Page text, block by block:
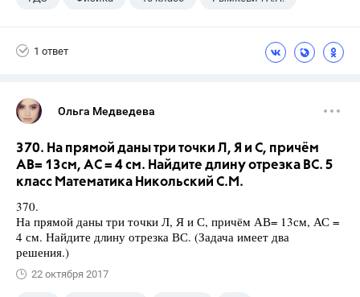
1 ответ
Ольга Медведева
370. На прямой даны три точки Л, Я и С, причём
АВ= 13см, АС = 4 см. Найдите длину отрезка ВС. 5
класс Математика Никольский С.М.
370.
На прямой даны три точки Л, Я и С, причём АВ= 13см, АС =
4 см. Найдите длину отрезка ВС. (Задача имеет два
решения.)
22 октября 2017